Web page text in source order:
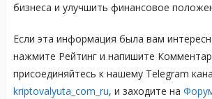
бизнеса и улучшить финансовое
Если эта информация была вам
нажмите Рейтинг и напишите
присоединяйтесь к нашему Telegram
kriptovalyuta_com_ru, и заходите на